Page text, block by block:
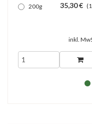
200g
35,30 €
inkl.